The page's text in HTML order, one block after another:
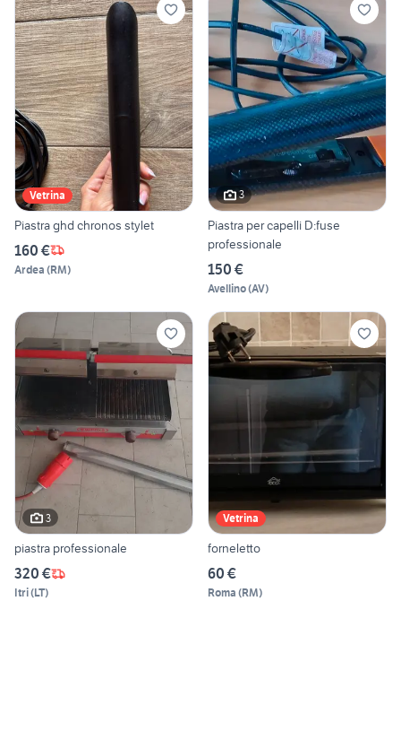
Vetrina
Piastra ghd chronos stylet
160 €
Ardea (RM)
3
Piastra per capelli D:fuse
professionale
150 €
Avellino(AV)
3
piastra professionale
320 €
Itri(LT)
Vetrina
forneletto
60 €
Roma (RM)